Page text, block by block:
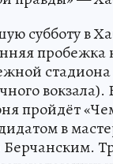
субботу в
пройдёт
в